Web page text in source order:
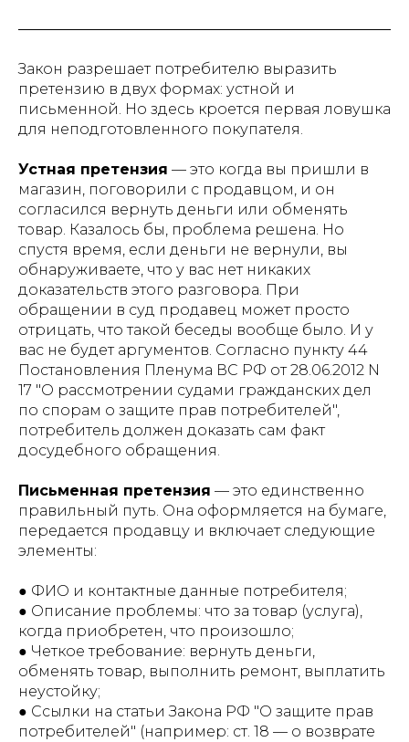
Закон разрешает потребителю выразить
претензию в двух формах: устной и
письменной. Но здесь кроется первая ловушка
для неподготовленного покупателя.
Устная претензия — это когда вы пришли в
магазин, поговорили с продавцом, и он
согласился вернуть деньги или обменять
товар. Казалось бы, проблема решена. Но
спустя время, если деньги не вернули, вы
обнаруживаете, что у вас нет никаких
доказательств этого разговора. При
обращении в суд продавец может просто
отрицать, что такой беседы вообще было. И у
вас не будет аргументов. Согласно пункту 44
Постановления Пленума ВС РФ от 28.06.2012 N
17 "О рассмотрении судами гражданских дел
по спорам о защите прав потребителей",
потребитель должен доказать сам факт
досудебного обращения.
Письменная претензия — это единственно
правильный путь. Она оформляется на бумаге,
передается продавцу и включает следующие
элементы:
● ФИО и контактные данные потребителя;
● Описание проблемы: что за товар (услуга),
когда приобретен, что произошло;
● Четкое требование: вернуть деньги,
обменять товар, выполнить ремонт, выплатить
неустойку;
● Ссылки на статьи Закона РФ "О защите прав
потребителей" (например: ст. 18 — о возврате